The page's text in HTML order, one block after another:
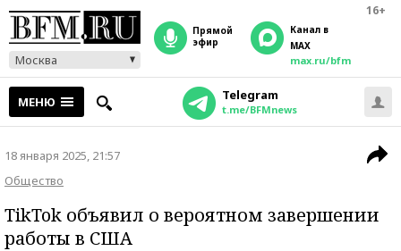
16+
Москва
прямой
эфир
Канал в
MAX
max.ru/bfm
МЕНЮ Telegram
t.me/BFMnews
18 января 2025, 21:57
Общество
TikTok объявил о вероятном завершении
работы в США